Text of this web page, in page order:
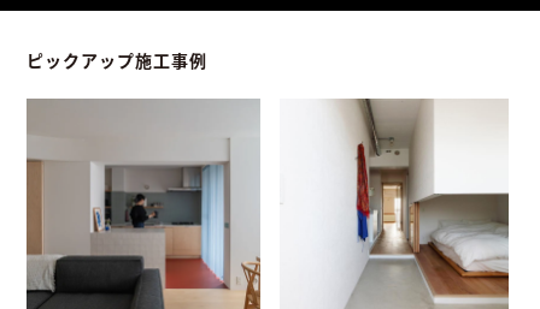
ピックアップ施工事例